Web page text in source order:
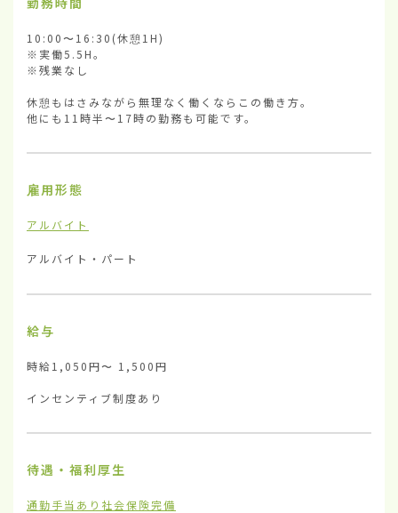
10:00〜16:30(休憩1H)
※実働5.5H。
※残業なし
休憩もはさみながら無理なく働くならこの働き方。
他にも11時半〜17時の勤務も可能です。
雇用形態
アルバイト
アルバイト・パート
給与
時給1,050円〜 1,500円
インセンティブ制度あり
待遇・福利厚生
通勤手当あり 社会保険完備